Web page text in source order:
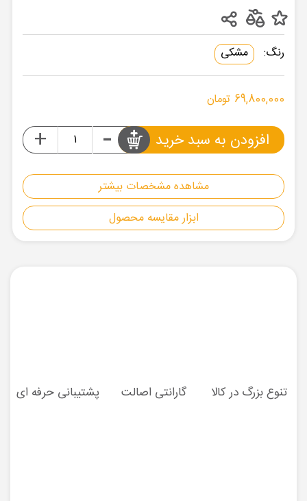
مشاهده مشخصات بیشتر
ابزار مقایسه محصول
رنگ: مشکی
69,800,000 تومان
-
+ افزودن به سبد خرید
تنوع بزرگ در کالا گارانتی اصالت پشتیبانی حرفه ای